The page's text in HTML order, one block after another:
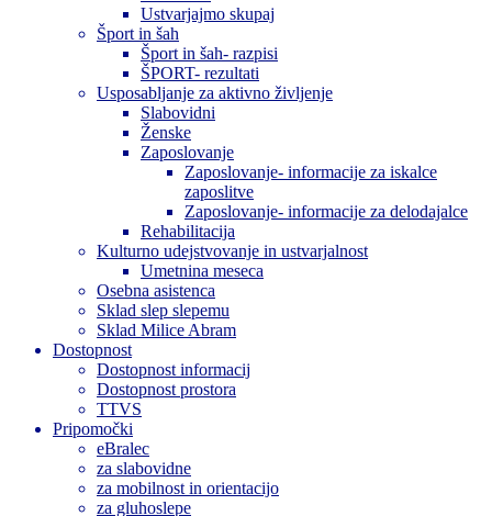
Ustvarjajmo skupaj
Šport in šah
Šport in šah- razpisi
ŠPORT- rezultati
Usposabljanje za aktivno življenje
Slabovidni
Ženske
Zaposlovanje
Zaposlovanje- informacije za iskalce
zaposlitve
Zaposlovanje- informacije za delodajalce
Rehabilitacija
Kulturno udejstvovanje in ustvarjalnost
Umetnina meseca
Osebna asistenca
Sklad slep slepemu
Sklad Milice Abram
Dostopnost
Dostopnost informacij
Dostopnost prostora
TTVS
Pripomočki
eBralec
za slabovidne
za mobilnost in orientacijo
za gluhoslepe